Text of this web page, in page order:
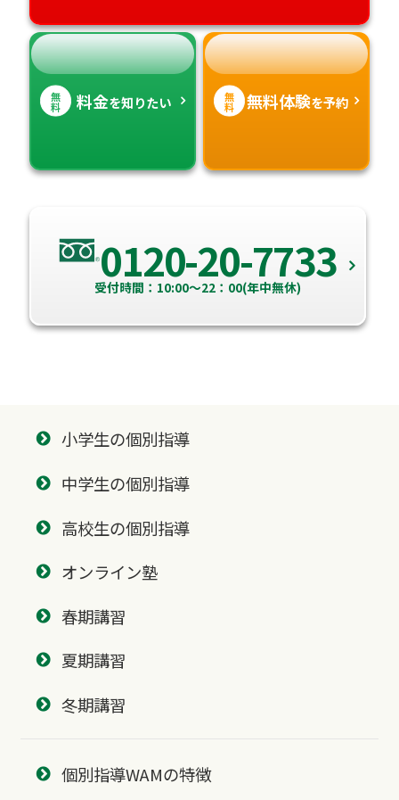
無
料 料金を知りたい 無
料 無料体験を予約
0120-20-7733
受付時間：10:00～22：00(年中無休)
小学生の個別指導
中学生の個別指導
高校生の個別指導
オンライン塾
春期講習
夏期講習
冬期講習
個別指導WAMの特徴